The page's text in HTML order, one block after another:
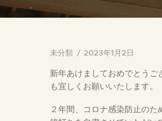
沿革
アクセス
未分類 2023年1月2日
新年あけましておめでとうご
も宜しくお願いいたします。
２年間、コロナ感染防止のた